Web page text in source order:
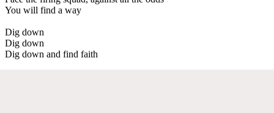
You will find a way
Dig down
Dig down
Dig down and find faith